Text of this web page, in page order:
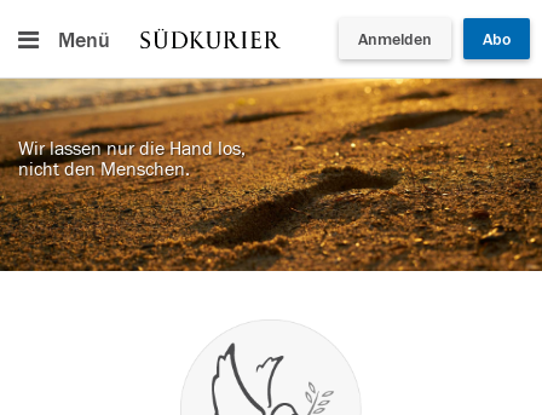
Menü Anmelden Abo
Wir lassen nur die Hand los,
nicht den Menschen.